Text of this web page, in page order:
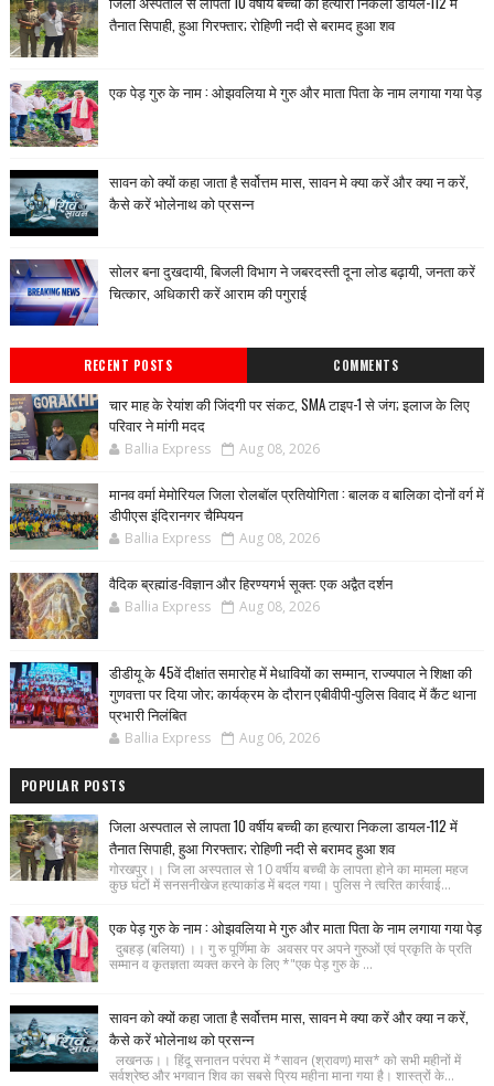
तैनात सिपाही, हुआ गिरफ्तार; रोहिणी नदी से बरामद हुआ शव
एक पेड़ गुरु के नाम : ओझवलिया मे गुरु और माता पिता के नाम लगाया गया पेड़
सावन को क्यों कहा जाता है सर्वोत्तम मास, सावन मे क्या करें और क्या न करें,
कैसे करें भोलेनाथ को प्रसन्न
सोलर बना दुखदायी, बिजली विभाग ने जबरदस्ती दूना लोड बढ़ायी, जनता करें
चित्कार, अधिकारी करें आराम की पगुराई
RECENT POSTS COMMENTS
चार माह के रेयांश की जिंदगी पर संकट, SMA टाइप-1 से जंग; इलाज के लिए
परिवार ने मांगी मदद
Ballia Express Aug 08, 2026
मानव वर्मा मेमोरियल जिला रोलबॉल प्रतियोगिता : बालक व बालिका दोनों वर्ग में
डीपीएस इंदिरानगर चैम्पियन
Ballia Express Aug 08, 2026
वैदिक ब्रह्मांड-विज्ञान और हिरण्यगर्भ सूक्त: एक अद्वैत दर्शन
Ballia Express Aug 08, 2026
डीडीयू के 45वें दीक्षांत समारोह में मेधावियों का सम्मान, राज्यपाल ने शिक्षा की
गुणवत्ता पर दिया जोर; कार्यक्रम के दौरान एबीवीपी-पुलिस विवाद में कैंट थाना
प्रभारी निलंबित
Ballia Express Aug 06, 2026
POPULAR POSTS
जिला अस्पताल से लापता 10 वर्षीय बच्ची का हत्यारा निकला डायल-112 में
तैनात सिपाही, हुआ गिरफ्तार; रोहिणी नदी से बरामद हुआ शव
गोरखपुर।। जि ला अस्पताल से 10 वर्षीय बच्ची के लापता होने का मामला महज
कुछ घंटों में सनसनीखेज हत्याकांड में बदल गया। पुलिस ने त्वरित कार्रवाई...
एक पेड़ गुरु के नाम : ओझवलिया मे गुरु और माता पिता के नाम लगाया गया पेड़
दुबहड़ (बलिया) ।। गु रु पूर्णिमा के अवसर पर अपने गुरुओं एवं प्रकृति के प्रति
सम्मान व कृतज्ञता व्यक्त करने के लिए *"एक पेड़ गुरु के ...
सावन को क्यों कहा जाता है सर्वोत्तम मास, सावन मे क्या करें और क्या न करें,
कैसे करें भोलेनाथ को प्रसन्न
लखनऊ।। हिंदू सनातन परंपरा में *सावन (श्रावण) मास* को सभी महीनों में
सर्वश्रेष्ठ और भगवान शिव का सबसे प्रिय महीना माना गया है। शास्त्रों के...